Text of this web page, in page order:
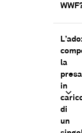
la
presa
in
di
un